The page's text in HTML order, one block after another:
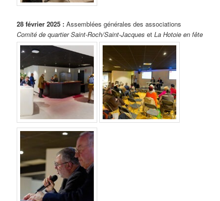
28 février 2025 : Assemblées générales des associations
Comité de quartier Saint-Roch/Saint-Jacques etLa Hotoie en fête